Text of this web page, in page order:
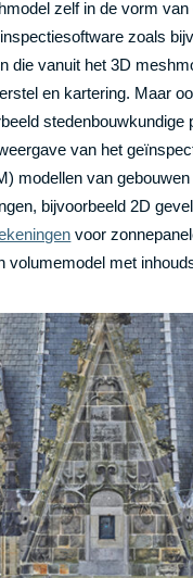
zelf in de vorm
zoals
die vanuit het 3D
en kartering. Maar
stedenbouwkundige
van het
modellen van
bijvoorbeeld 2D
voor
volumemodel met